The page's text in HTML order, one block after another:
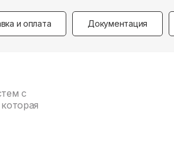
и оплата Документация
с